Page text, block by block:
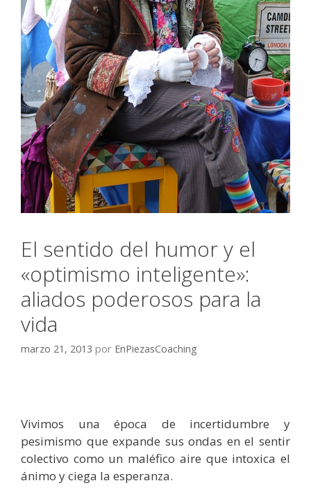
El sentido del humor y el
«optimismo inteligente»:
aliados poderosos para la
vida
marzo 21, 2013 por EnPiezasCoaching
Vivimos una época de incertidumbre y
pesimismo que expande sus ondas en el sentir
colectivo como un maléfico aire que intoxica el
ánimo y ciega la esperanza.